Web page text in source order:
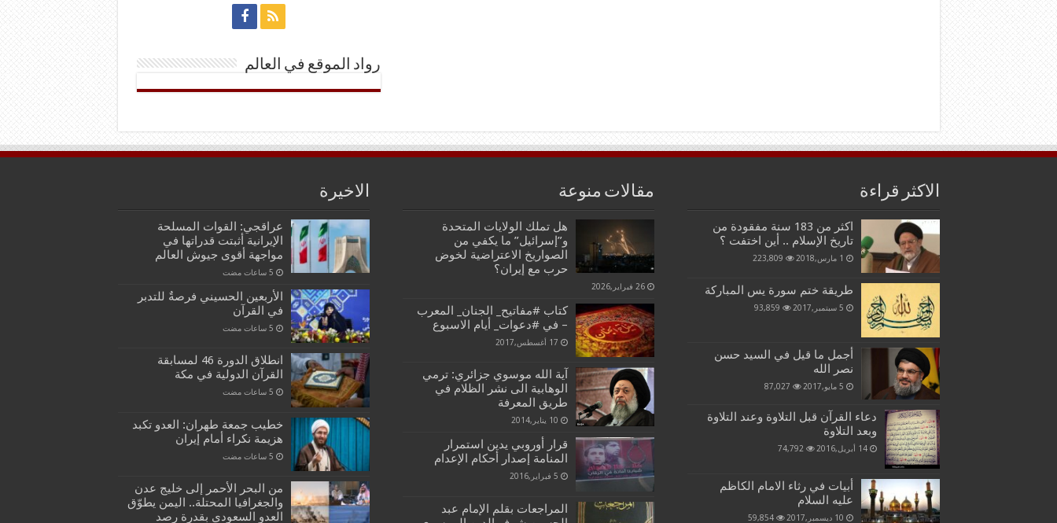
رواد الموقع في العالم
الاكثر قراءة
اكثر من 183 سنة مفقودة من
تاريخ الإسلام .. أين اختفت ؟
1 مارس,2018 223,809
طريقة ختم سورة يس المباركة
5 سبتمبر,2017 93,859
أجمل ما قيل في السيد حسن
نصر الله
5 مايو,2017 87,027
دعاء القرآن قبل التلاوة وعند التلاوة
وبعد التلاوة
14 أبريل,2016 74,792
أبيات في رثاء الامام الكاظم
عليه السلام
10 ديسمبر,2017 59,854
مقالات منوعة
هل تملك الولايات المتحدة
و”إسرائيل” ما يكفي من
الصواريخ الاعتراضية لخوض
حرب مع إيران؟
26 فبراير,2026
كتاب #مفاتيح_ الجنان_ المعرب
– في #دعوات_ أيام الاسبوع
17 أغسطس,2017
آية الله موسوي جزائري: ترمي
الوهابية الى نشر الظلام في
طريق المعرفة
10 يناير,2014
قرار أوروبي يدين استمرار
المنامة إصدار أحكام الإعدام
5 فبراير,2016
المراجعات بقلم الإمام عبد
الاخيرة
عراقجي: القوات المسلحة
الإيرانية أثبتت قدراتها في
مواجهة أقوى جيوش العالم
الأربعين الحسيني فرصةٌ للتدبر
في القرآن
انطلاق الدورة 46 لمسابقة
القرآن الدولية في مكة
خطيب جمعة طهران: العدو تكبد
هزيمة نكراء أمام إيران
من البحر الأحمر إلى خليج عدن
والجغرافيا المحتلة.. اليمن يطوّق
العدو السعودي بقدرة رصد